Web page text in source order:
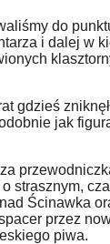
do
i dalej w
gdzieś
jak
strasznym,
Ścinawka
przez
piwa.